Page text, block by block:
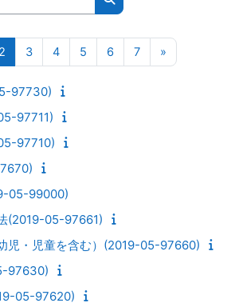
コースを検索する
1
2 ページ 2
3ページ 3
4ページ 4
5 ページ 5
6ページ 6
7ページ 7
»
97730)
97711)
97710)
05-99000)
(2019-05-97661)
児・児童を含む）(2019-05-97660)
97630)
05-97620)